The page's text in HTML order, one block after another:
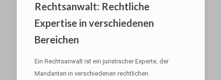
Rechtsanwalt: Rechtliche
Expertise in verschiedenen
Bereichen
Ein Rechtsanwalt ist ein juristischer Experte, der
Mandanten in verschiedenen rechtlichen